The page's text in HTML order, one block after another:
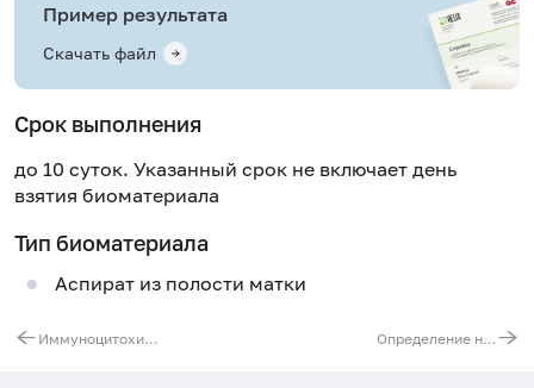
Пример результата
Скачать файл
Срок выполнения
до 10 суток. Указанный срок не включает день
взятия биоматериала
Тип биоматериала
Аспират из полости матки
Иммуноцитохимическое исследование материала (5 маркеров) (кроме PTEN) Определение неопластических изменений эндометрия (PTEN)